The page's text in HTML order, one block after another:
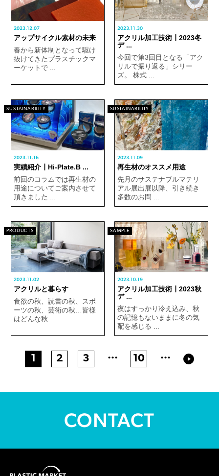
2023.12.07
アップサイクル素材の未来
春から新体制となって駆け
抜けてきたプラスチックマ
ーケットで ...
2023.11.30
アクリル加工技術┃2023冬
デ ...
今回で第3回目となる「アク
リルで振り返る」シリー
ズ。 株式 ...
SUSTAINABILITY
2023.11.16
実績紹介┃Hi-Plate.B ...
前回のコラムでは再生材の
用途についてご案内させて
頂きました ...
SUSTAINABILITY
2023.11.09
再生材のオススメ用途
先月のサステナブルマテリ
アル展出展以降、引き続き
多数のお問 ...
PRODUCTS
2023.11.02
アクリルと暮らす
食欲の秋、読書の秋、スポ
ーツの秋、芸術の秋…皆様
はどんな秋 ...
SAMPLE
2023.10.19
アクリル加工技術┃2023秋
デ ...
夜はすっかり冷え込み、秋
の記憶もないままに冬の気
配を感じる ...
1 2 3 ... 10 ...
CONTACT